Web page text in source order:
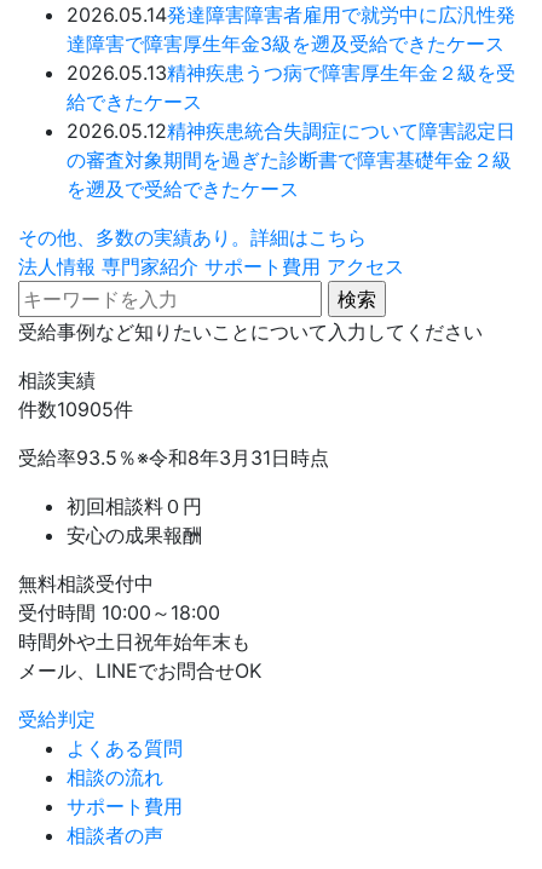
2026.05.14発達障害障害者雇用で就労中に広汎性発
達障害で障害厚生年金3級を遡及受給できたケース
2026.05.13精神疾患 うつ病で障害厚生年金２級を受
給できたケース
2026.05.12精神疾患統合失調症について障害認定日
の審査対象期間を過ぎた診断書で障害基礎年金２級
を遡及で受給できたケース
その他、多数の実績あり。詳細はこちら
法人情報 専門家紹介 サポート費用 アクセス
受給事例など知りたいことについて入力してください
相談実績
件数10905件
受給率93.5 ％※令和8年3月31日時点
初回相談料０円
安心の成果報酬
無料相談受付中
受付時間 10:00～18:00
時間外や土日祝年始年末も
メール、LINEでお問合せOK
受給判定
よくある質問
相談の流れ
サポート費用
相談者の声